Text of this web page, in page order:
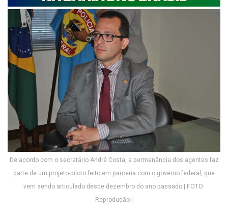
De acordo com o secretário André Costa, a permanência dos agentes faz
parte de um projeto-piloto feito em parceria com o governo federal, que
vem sendo articulado desde dezembro do ano passado | FOTO:
Reprodução |